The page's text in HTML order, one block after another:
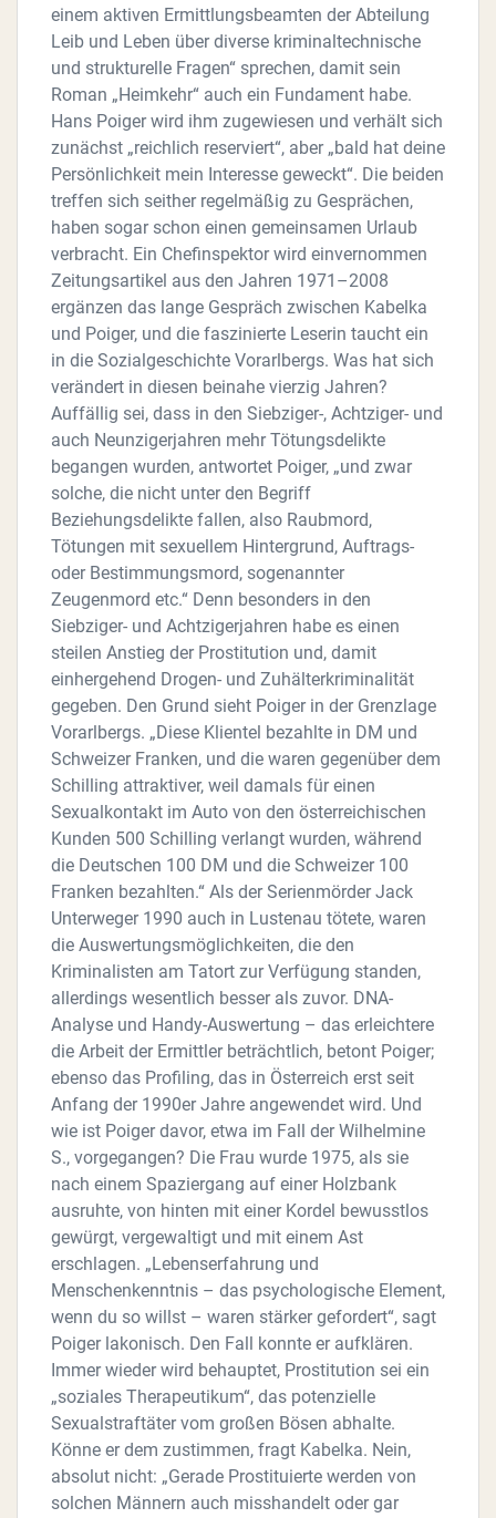
einem aktiven Ermittlungsbeamten der Abteilung
Leib und Leben über diverse kriminaltechnische
und strukturelle Fragen“ sprechen, damit sein
Roman „Heimkehr“ auch ein Fundament habe.
Hans Poiger wird ihm zugewiesen und verhält sich
zunächst „reichlich reserviert“, aber „bald hat deine
Persönlichkeit mein Interesse geweckt“. Die beiden
treffen sich seither regelmäßig zu Gesprächen,
haben sogar schon einen gemeinsamen Urlaub
verbracht. Ein Chefinspektor wird einvernommen
Zeitungsartikel aus den Jahren 1971–2008
ergänzen das lange Gespräch zwischen Kabelka
und Poiger, und die faszinierte Leserin taucht ein
in die Sozialgeschichte Vorarlbergs. Was hat sich
verändert in diesen beinahe vierzig Jahren?
Auffällig sei, dass in den Siebziger-, Achtziger- und
auch Neunzigerjahren mehr Tötungsdelikte
begangen wurden, antwortet Poiger, „und zwar
solche, die nicht unter den Begriff
Beziehungsdelikte fallen, also Raubmord,
Tötungen mit sexuellem Hintergrund, Auftrags-
oder Bestimmungsmord, sogenannter
Zeugenmord etc.“ Denn besonders in den
Siebziger- und Achtzigerjahren habe es einen
steilen Anstieg der Prostitution und, damit
einhergehend Drogen- und Zuhälterkriminalität
gegeben. Den Grund sieht Poiger in der Grenzlage
Vorarlbergs. „Diese Klientel bezahlte in DM und
Schweizer Franken, und die waren gegenüber dem
Schilling attraktiver, weil damals für einen
Sexualkontakt im Auto von den österreichischen
Kunden 500 Schilling verlangt wurden, während
die Deutschen 100 DM und die Schweizer 100
Franken bezahlten.“ Als der Serienmörder Jack
Unterweger 1990 auch in Lustenau tötete, waren
die Auswertungsmöglichkeiten, die den
Kriminalisten am Tatort zur Verfügung standen,
allerdings wesentlich besser als zuvor. DNA-
Analyse und Handy-Auswertung – das erleichtere
die Arbeit der Ermittler beträchtlich, betont Poiger;
ebenso das Profiling, das in Österreich erst seit
Anfang der 1990er Jahre angewendet wird. Und
wie ist Poiger davor, etwa im Fall der Wilhelmine
S., vorgegangen? Die Frau wurde 1975, als sie
nach einem Spaziergang auf einer Holzbank
ausruhte, von hinten mit einer Kordel bewusstlos
gewürgt, vergewaltigt und mit einem Ast
erschlagen. „Lebenserfahrung und
Menschenkenntnis – das psychologische Element,
wenn du so willst – waren stärker gefordert“, sagt
Poiger lakonisch. Den Fall konnte er aufklären.
Immer wieder wird behauptet, Prostitution sei ein
„soziales Therapeutikum“, das potenzielle
Sexualstraftäter vom großen Bösen abhalte.
Könne er dem zustimmen, fragt Kabelka. Nein,
absolut nicht: „Gerade Prostituierte werden von
solchen Männern auch misshandelt oder gar